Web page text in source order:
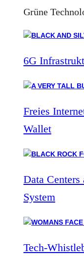
Grüne
6G
Freies
Wallet
Data
System
Tech-